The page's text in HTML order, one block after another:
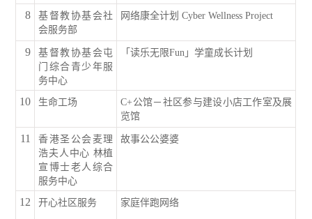
8
基督教协基会社
会服务部
网络康全计划 Cyber Wellness Project
9
基督教协基会屯
门综合青少年服
务中心
「读乐无限Fun」学童成长计划
10 生命工场
C+公馆－社区参与建设小店工作室及展
览馆
11
香港圣公会麦理
浩夫人中心 林植
宣博士老人综合
服务中心
故事公公婆婆
12 开心社区服务 家庭伴跑网络